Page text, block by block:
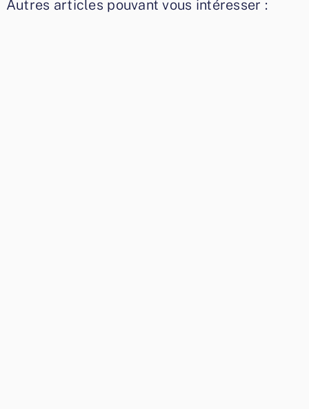
Autres articles pouvant vous intéresser :